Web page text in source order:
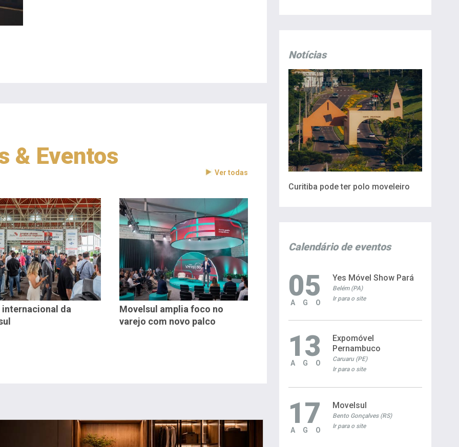
& Eventos
Ver todas
internacional da
Movelsul amplia foco no
varejo com novo palco
Notícias
Curitiba pode ter polo moveleiro
Calendário de eventos
05
AGO
Yes Móvel Show Pará
Belém (PA)
Ir para o site
13
AGO
Expomóvel
Pernambuco
Caruaru (PE)
Ir para o site
17
AGO
Movelsul
Bento Gonçalves (RS)
Ir para o site